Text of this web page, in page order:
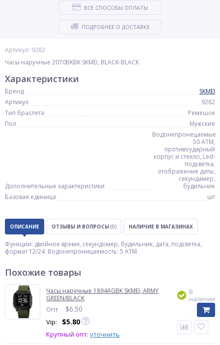
Артикул: 9282
Часы наручные 2070BKBK SKMEI, BLACK-BLACK
ВСЕ СПОСОБЫ ОПЛАТЫ
ПОДРОБНЕЕ О ДОСТАВКЕ
Характеристики
Бренд
SKMEI
Артикул
9282
Тип браслета
Ремешок
Пол
Мужские
Дополнительные характеристики
Водонепронецаемые
50 АТМ,
противоударный
корпус и стекло, Led-
подсветка,
отображение даты,
секундамер,
будильник
Базовая единица
шт
ОПИСАНИЕ ОТЗЫВЫ И ВОПРОСЫ (0) НАЛИЧИЕ В МАГАЗИНАХ
Функции: двойное время, секундомер, будильник, дата, подсветка,
формат 12/24. Водонепроницаемость: 5 ATM
Похожие товары
Часы наручные 1894AGBK SKMEI, ARMY
GREEN/BLACK
Опт $6.50
Vip: $5.80
Крупный опт: уточнить
В
наличии